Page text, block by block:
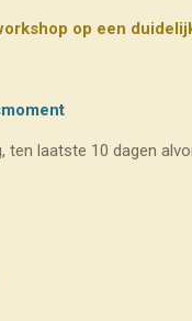
op een
ten laatste 10 dagen